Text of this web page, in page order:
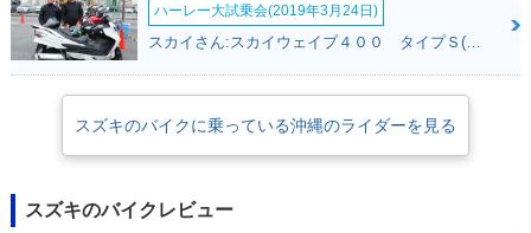
ハーレー大試乗会(2019年3月24日)
スズキのバイクに乗っている沖縄のライダーを見る
スズキのバイクレビュー